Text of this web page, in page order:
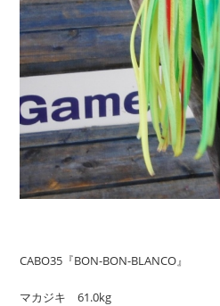
CABO35『BON-BON-BLANCO』
マカジキ 61.0kg